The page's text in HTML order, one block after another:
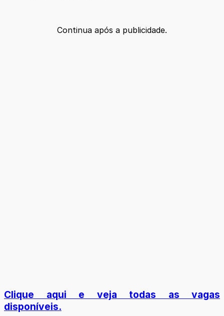
Continua após a publicidade.
Clique aqui e veja todas as vagas
disponíveis.